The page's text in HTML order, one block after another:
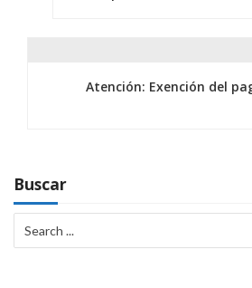
i
ó
Atención: Exención del
Buscar
for: